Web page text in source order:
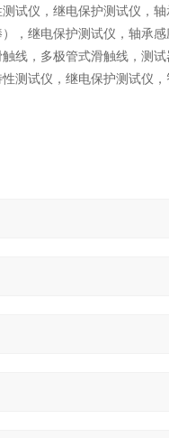
试仪，继电保护测试仪，轴
，继电保护测试仪，轴承
线，多极管式滑触线，测
测试仪，继电保护测试仪